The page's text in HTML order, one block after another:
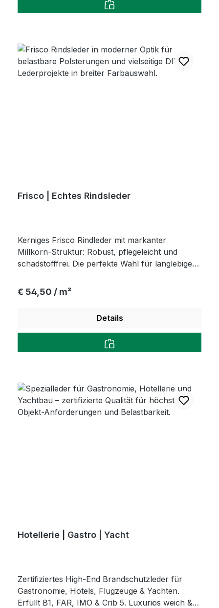
Frisco | Echtes Rindsleder
Kerniges Frisco Rindleder mit markanter
Millkorn-Struktur: Robust, pflegeleicht und
schadstofffrei. Die perfekte Wahl für langlebige
Design.
Regulärer Preis:
€ 54,50 / m²
Details
Hotellerie | Gastro | Yacht
Zertifiziertes High-End Brandschutzleder für
Gastronomie, Hotels, Flugzeuge & Yachten.
Erfüllt B1, FAR, IMO & Crib 5. Luxuriös weich &